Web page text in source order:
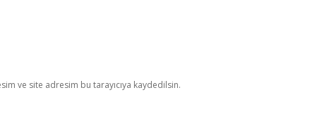
ve site adresim bu tarayıcıya kaydedilsin.